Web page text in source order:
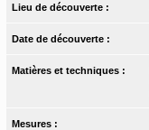
Lieu de découverte :
Date de découverte :
Matières et techniques :
Mesures :